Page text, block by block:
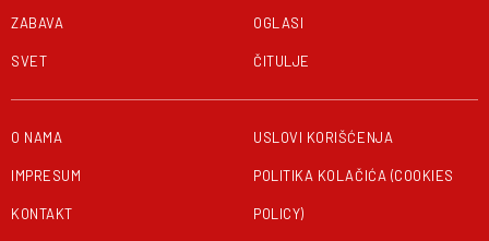
ZABAVA
SVET
OGLASI
ČITULJE
O NAMA
IMPRESUM
KONTAKT
USLOVI KORIŠĆENJA
POLITIKA KOLAČIĆA (COOKIES
POLICY)